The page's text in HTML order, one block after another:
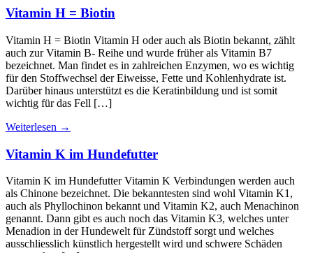
Vitamin H = Biotin
Vitamin H = Biotin Vitamin H oder auch als Biotin bekannt, zählt
auch zur Vitamin B- Reihe und wurde früher als Vitamin B7
bezeichnet. Man findet es in zahlreichen Enzymen, wo es wichtig
für den Stoffwechsel der Eiweisse, Fette und Kohlenhydrate ist.
Darüber hinaus unterstützt es die Keratinbildung und ist somit
wichtig für das Fell […]
Weiterlesen →
Vitamin K im Hundefutter
Vitamin K im Hundefutter Vitamin K Verbindungen werden auch
als Chinone bezeichnet. Die bekanntesten sind wohl Vitamin K1,
auch als Phyllochinon bekannt und Vitamin K2, auch Menachinon
genannt. Dann gibt es auch noch das Vitamin K3, welches unter
Menadion in der Hundewelt für Zündstoff sorgt und welches
ausschliesslich künstlich hergestellt wird und schwere Schäden